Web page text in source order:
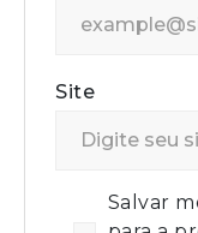
Site
Salvar